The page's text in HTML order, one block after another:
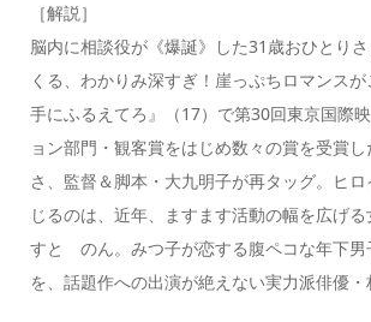
［解説］
脳内に相談役が《爆誕》した31歳おひとり
くる、わかりみ深すぎ！崖っぷちロマンス
手にふるえてろ』（17）で第30回東京国際
ョン部門・観客賞をはじめ数々の賞を受賞
さ、監督＆脚本・大九明子が再タッグ。ヒ
じるのは、近年、ますます活動の幅を広げ
すと のん。みつ子が恋する腹ペコな年下男
を、話題作への出演が絶えない実力派俳優・